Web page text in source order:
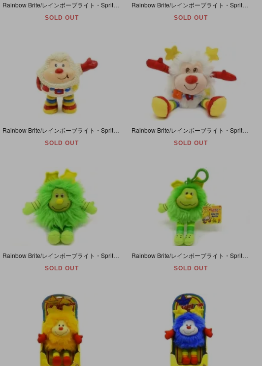
Rainbow Brite/レインボーブライト・Sprites/スプライト・Champ/チャンプ・ぬいぐるみ・ブルー・Taco Bell/タコベル・1983年・約16cm
SOLD OUT
Rainbow Brite/レインボーブライト・Sprites/スプライト・Twink/トゥインク・ぬいぐるみ・ホワイト・Taco Bell/タコベル・1983年・約16cm
SOLD OUT
Rainbow Brite/レインボーブライト・Sprites/スプライト・Twink/トゥインク・PVCフィギュア・ホワイト・1983年
SOLD OUT
Rainbow Brite/レインボーブライト・Sprites/スプライト・Twink/トゥインク・ぬいぐるみ・ホワイト・約22cm
SOLD OUT
Rainbow Brite/レインボーブライト・Sprites/スプライト・Lucky/ラッキー・ぬいぐるみ・グリーン・2003年・約19cm
SOLD OUT
Rainbow Brite/レインボーブライト・Sprites/スプライト・Lucky/ラッキー・ぬいぐるみキーホルダー・グリーン・2003年・約14cm
SOLD OUT